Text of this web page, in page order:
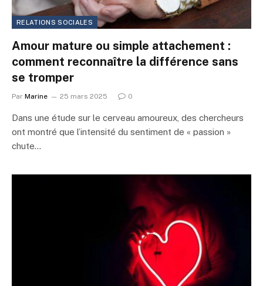
RELATIONS SOCIALES
Amour mature ou simple attachement :
comment reconnaître la différence sans
se tromper
Par Marine 25 mars 2025 0
Dans une étude sur le cerveau amoureux, des chercheurs
ont montré que l’intensité du sentiment de « passion »
chute…